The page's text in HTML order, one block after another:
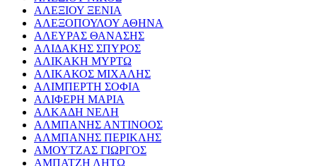
ΑΛΕΞΙΟΥ ΞΕΝΙΑ
ΑΛΕΞΟΠΟΥΛΟΥ ΑΘΗΝΑ
ΑΛΕΥΡΑΣ ΘΑΝΑΣΗΣ
ΑΛΙΔΑΚΗΣ ΣΠΥΡΟΣ
ΑΛΙΚΑΚΗ ΜΥΡΤΩ
ΑΛΙΚΑΚΟΣ ΜΙΧΑΛΗΣ
ΑΛΙΜΠΕΡΤΗ ΣΟΦΙΑ
ΑΛΙΦΕΡΗ ΜΑΡΙΑ
ΑΛΚΑΔΗ ΝΕΛΗ
ΑΛΜΠΑΝΗΣ ΑΝΤΙΝΟΟΣ
ΑΛΜΠΑΝΗΣ ΠΕΡΙΚΛΗΣ
ΑΜΟΥΤΖΑΣ ΓΙΩΡΓΟΣ
ΑΜΠΑΤΖΗ ΛΗΤΩ